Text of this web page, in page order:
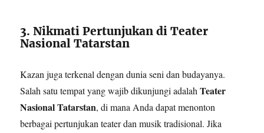
3. Nikmati Pertunjukan di Teater
Nasional Tatarstan
Kazan juga terkenal dengan dunia seni dan budayanya.
Salah satu tempat yang wajib dikunjungi adalahTeater
Nasional Tatarstan, di mana Anda dapat menonton
berbagai pertunjukan teater dan musik tradisional. Jika